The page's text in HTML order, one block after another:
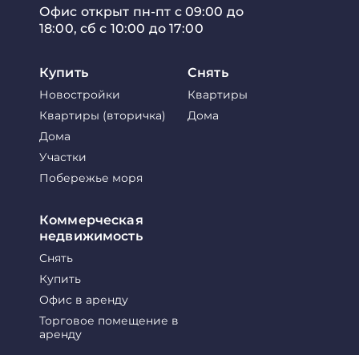
Офис открыт пн-пт с 09:00 до
18:00, сб с 10:00 до 17:00
Купить
Новостройки
Квартиры (вторичка)
Дома
Участки
Побережье моря
Снять
Квартиры
Дома
Коммерческая
недвижимость
Снять
Купить
Офис в аренду
Торговое помещение в
аренду